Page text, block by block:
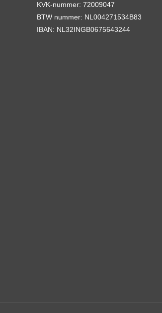
KVK-nummer: 72009047
BTW nummer: NL004271534B83
IBAN: NL32INGB0675643244